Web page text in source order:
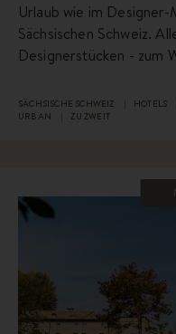
Urlaub wie im Designer-
Sächsischen Schweiz.
Designerstücken - zum
SÄCHSISCHE SCHWEIZ HOTELS
URBAN
ZU ZWEIT